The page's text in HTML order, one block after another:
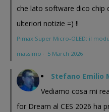
che lato software dico chip
ulteriori notizie =) !!
Pimax Super Micro-OLED: il
massimo · 5 March 2026
Stefano Emilio
Vediamo cosa mi
for Dream al CES 2026 ha